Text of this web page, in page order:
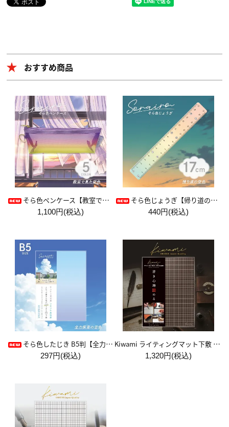
おすすめ商品
そら色ペンケース【教室で見た空色】
1,100円(税込)
そら色じょうぎ【帰り道の空色】
440円(税込)
そら色したじき B5判【全力疾走の空色】
297円(税込)
Kiwami ライティングマット下敷 A4+【ブラウン&キャメル】
1,320円(税込)